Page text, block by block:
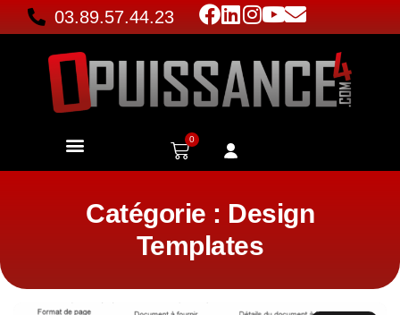
03.89.57.44.23
0
Catégorie : Design
Templates